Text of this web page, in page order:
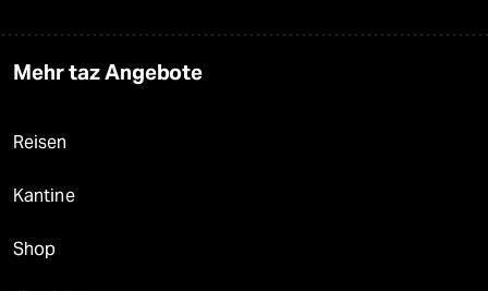
Mehr taz Angebote
Reisen
Kantine
Shop